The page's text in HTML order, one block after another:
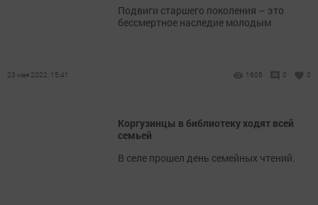
Подвиги старшего поколения – это
бессмертное наследие молодым
23 мая 2022, 15:41 1605 0 0
Коргузинцы в библиотеку ходят всей
семьей
В селе прошел день семейных чтений.